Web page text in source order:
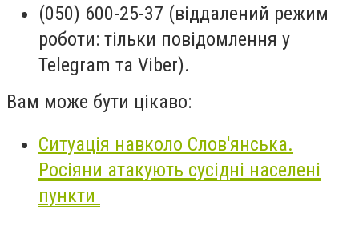
(050) 600-25-37 (віддалений режим
роботи: тільки повідомлення у
Telegram та Viber).
Вам може бути цікаво:
Ситуація навколо Слов'янська.
Росіяни атакують сусідні населені
пункти